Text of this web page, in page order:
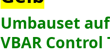
Umbauset
VBAR Control